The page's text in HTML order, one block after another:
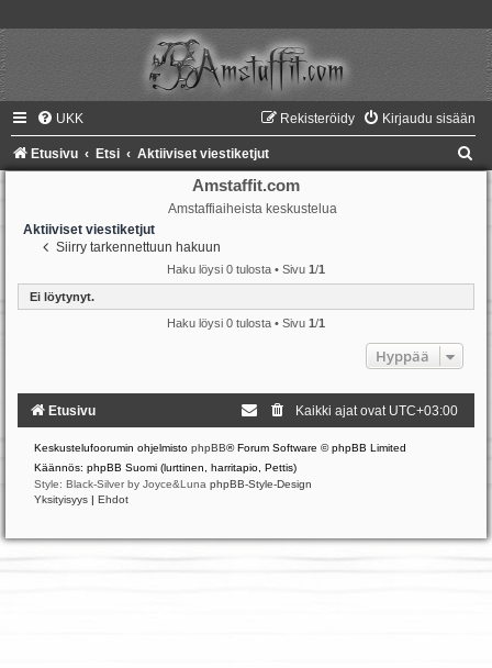
UKK Kirjaudu sisään
Rekisteröidy
Etusivu Etsi Aktiiviset viestiketjut
Amstaffit.com
Amstaffiaiheista keskustelua
Aktiiviset viestiketjut
Siirry tarkennettuun hakuun
Haku löysi 0 tulosta • Sivu 1/1
Ei löytynyt.
Haku löysi 0 tulosta • Sivu 1/1
Hyppää
Etusivu Kaikki ajat ovat UTC+03:00
Keskustelufoorumin ohjelmisto phpBB® Forum Software © phpBB Limited
Käännös: phpBB Suomi (lurttinen, harritapio, Pettis)
Style: Black-Silver by Joyce&Luna phpBB-Style-Design
Yksityisyys | Ehdot